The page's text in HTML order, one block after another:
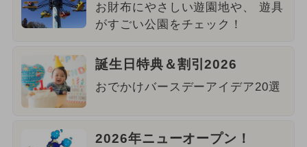
お財布にやさしい遊園地や、 遊具
がすごい公園をチェック！
誕生日特典＆割引2026
おでかけバースデーアイデア20選
2026年ニューオープン！